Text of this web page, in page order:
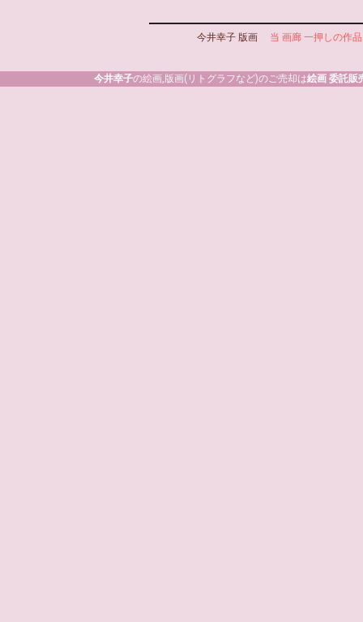
今井幸子 版画 当 画廊 一押しの作品
今井幸子の絵画,版画(リトグラフなど)のご売却は絵画 委託販